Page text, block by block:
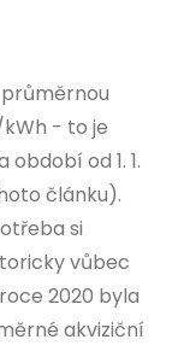
- to je
od 1. 1.
článku).
si
vůbec
2020 byla
akviziční